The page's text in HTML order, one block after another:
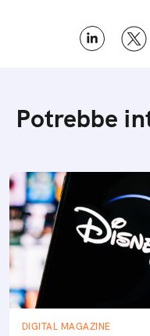
Potrebbe
DIGITAL MAGAZINE